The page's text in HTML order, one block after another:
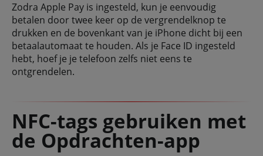
Zodra Apple Pay is ingesteld, kun je eenvoudig
betalen door twee keer op de vergrendelknop te
drukken en de bovenkant van je iPhone dicht bij een
betaalautomaat te houden. Als je Face ID ingesteld
hebt, hoef je je telefoon zelfs niet eens te
ontgrendelen.
NFC-tags gebruiken met
de Opdrachten-app